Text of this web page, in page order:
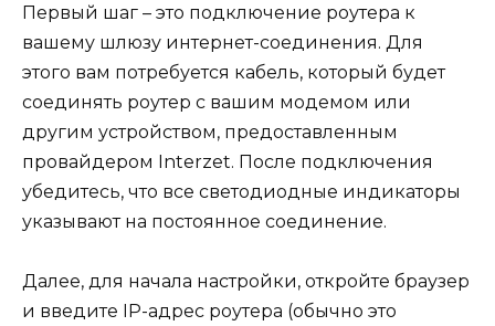
Первый шаг – это подключение роутера к
вашему шлюзу интернет-соединения. Для
этого вам потребуется кабель, который будет
соединять роутер с вашим модемом или
другим устройством, предоставленным
провайдером Interzet. После подключения
убедитесь, что все светодиодные индикаторы
указывают на постоянное соединение.
Далее, для начала настройки, откройте браузер
и введите IP-адрес роутера (обычно это